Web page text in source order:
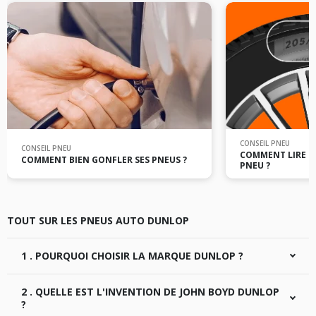
CONSEIL PNEU
COMMENT BIEN GONFLER SES PNEUS ?
CONSEIL PNEU
COMMENT LIRE
PNEU ?
TOUT SUR LES PNEUS AUTO DUNLOP
1 . POURQUOI CHOISIR LA MARQUE DUNLOP ?
possède une solide réputation dans l'industrie du pneu.
2 . QUELLE EST L'INVENTION DE JOHN BOYD DUNLOP
?